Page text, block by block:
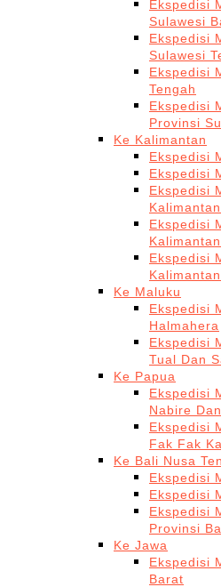
Ekspedisi
Sulawesi
Ekspedisi
Sulawesi
Ekspedisi
Tengah
Ekspedisi
Provinsi
Ke Kalimantan
Ekspedisi
Ekspedisi
Ekspedisi
Ekspedisi
Ekspedisi
Ke Maluku
Ekspedisi
Halmahera
Ekspedisi
Tual Dan
Ke Papua
Ekspedisi
Nabire
Ekspedisi
Fak Fak
Ke Bali Nusa
Ekspedisi
Ekspedisi
Ekspedisi
Provinsi
Ke Jawa
Ekspedisi
Barat